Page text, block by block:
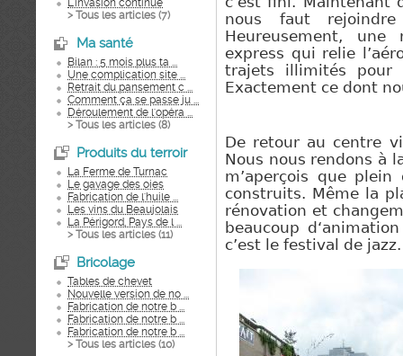
L'invasion continue
> Tous les articles (7)
Ma santé
Bilan : 5 mois plus ta ...
Une complication site ...
Retrait du pansement c ...
Comment ça se passe ju ...
Déroulement de l'opéra ...
> Tous les articles (8)
Produits du terroir
La Ferme de Turnac
Le gavage des oies
Fabrication de l'huile ...
Les vins du Beaujolais
La Périgord, Pays de l ...
> Tous les articles (11)
Bricolage
Tables de chevet
Nouvelle version de no ...
Fabrication de notre b ...
Fabrication de notre b ...
Fabrication de notre b ...
> Tous les articles (10)
nous faut
Heureusement,
express qui relie
trajets illimités pour
Exactement ce dont
De retour au centre
Nous nous rendons à
m’aperçois que plein
construits. Même la
rénovation et
beaucoup
c’est le festival de jazz.